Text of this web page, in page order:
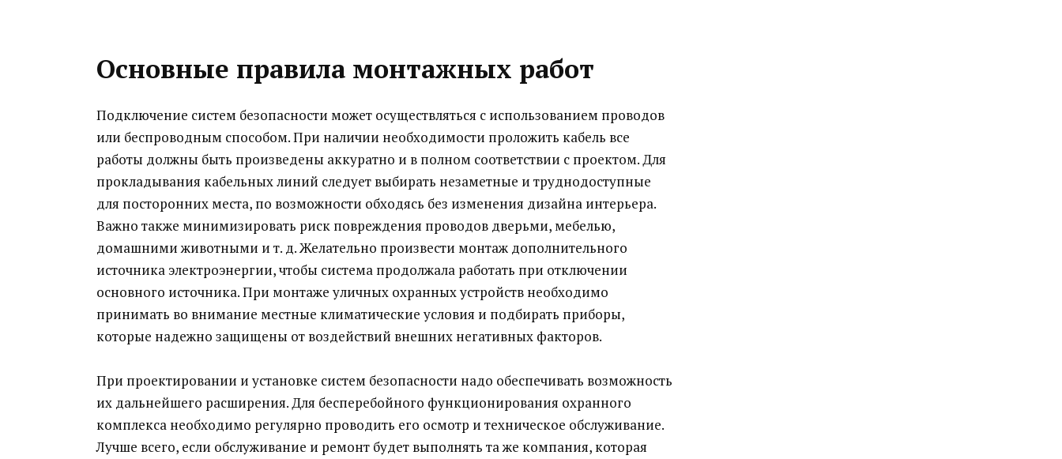
Основные правила монтажных работ
Подключение систем безопасности может осуществляться с использованием проводов
или беспроводным способом. При наличии необходимости проложить кабель все
работы должны быть произведены аккуратно и в полном соответствии с проектом. Для
прокладывания кабельных линий следует выбирать незаметные и труднодоступные
для посторонних места, по возможности обходясь без изменения дизайна интерьера.
Важно также минимизировать риск повреждения проводов дверьми, мебелью,
домашними животными и т. д. Желательно произвести монтаж дополнительного
источника электроэнергии, чтобы система продолжала работать при отключении
основного источника. При монтаже уличных охранных устройств необходимо
принимать во внимание местные климатические условия и подбирать приборы,
которые надежно защищены от воздействий внешних негативных факторов.
При проектировании и установке систем безопасности надо обеспечивать возможность
их дальнейшего расширения. Для бесперебойного функционирования охранного
комплекса необходимо регулярно проводить его осмотр и техническое обслуживание.
Лучше всего, если обслуживание и ремонт будет выполнять та же компания, которая